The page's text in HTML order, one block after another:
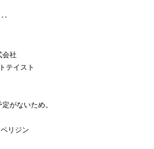
会社
テイスト
がないため。
リジン